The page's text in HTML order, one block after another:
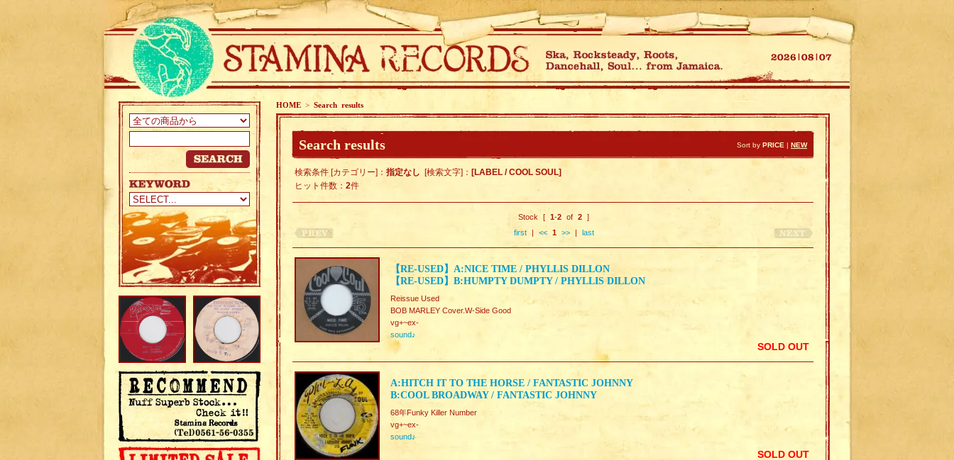
HOME > Search results
Search results Sort by PRICE | NEW
検索条件 [カテゴリー]： 指定なし [検索文字]： [LABEL / COOL SOUL]
ヒット件数： 2件
Stock [ 1-2 of 2 ]
first| << 1 >>| last
【RE-USED】A:NICE TIME / PHYLLIS DILLON
【RE-USED】B:HUMPTY DUMPTY / PHYLLIS DILLON
Reissue Used
BOB MARLEY Cover.W-Side Good
vg+~ex-
sound♪
SOLD OUT
A:HITCH IT TO THE HORSE / FANTASTIC JOHNNY
B:COOL BROADWAY / FANTASTIC JOHNNY
68年Funky Killer Number
vg+~ex-
sound♪
SOLD OUT